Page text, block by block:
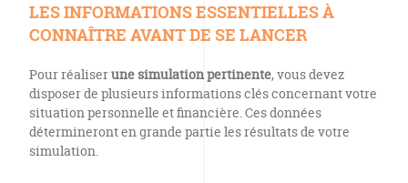
LES INFORMATIONS ESSENTIELLES À
CONNAÎTRE AVANT DE SE LANCER
Pour réaliserune simulation pertinente, vous devez
disposer de plusieurs informations clés concernant votre
situation personnelle et financière. Ces données
détermineront en grande partie les résultats de votre
simulation.